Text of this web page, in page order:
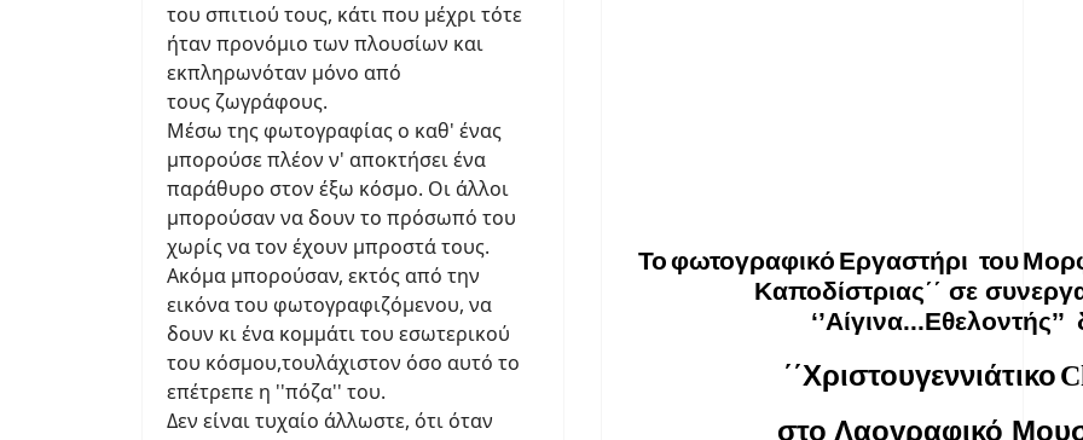
του σπιτιού τους, κάτι που μέχρι τότε
ήταν προνόμιο των πλουσίων και
εκπληρωνόταν μόνο από
τους ζωγράφους.
Μέσω της φωτογραφίας ο καθ' ένας
μπορούσε πλέον ν' αποκτήσει ένα
παράθυρο στον έξω κόσμο. Οι άλλοι
μπορούσαν να δουν το πρόσωπό του
χωρίς να τον έχουν μπροστά τους.
Ακόμα μπορούσαν, εκτός από την
εικόνα του φωτογραφιζόμενου, να
δουν κι ένα κομμάτι του εσωτερικού
του κόσμου,τουλάχιστον όσο αυτό το
επέτρεπε η ''πόζα'' του.
Δεν είναι τυχαίο άλλωστε, ότι όταν
Τοφωτογραφικό Εργαστήρι του
Καποδίστριας΄΄ σε
‘’Αίγινα...Εθελοντής’’
΄΄Χριστουγεννιάτικο
στο Λαογραφικό